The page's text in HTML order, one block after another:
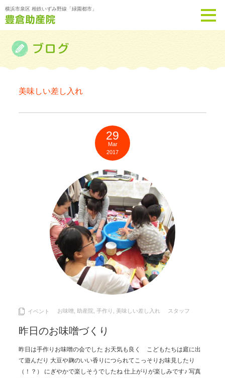
横浜市泉区 相鉄いずみ野線「緑園都市」
美味しい差し入れ
29
Mar
2017
イベント お味噌 助産院 ,手作り 美味しい差し入れ スタッフ
昨日のお味噌づくり
昨日は手作りお味噌の会でした お天気も良く こどもたちは庭に出
て遊んだり 大豆や麹のいい香りにつられてこっそりお味見したり
（！？） にぎやかで楽しそうでしたね 仕上がりが楽しみです♪ 写真